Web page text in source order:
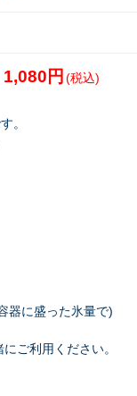
1,080円 (税込)
。
器に盛った氷量で)
ご利用ください。